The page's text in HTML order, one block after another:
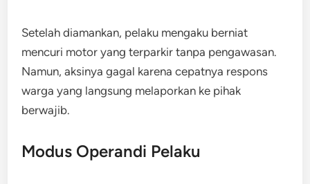
Setelah diamankan, pelaku mengaku berniat
mencuri motor yang terparkir tanpa pengawasan.
Namun, aksinya gagal karena cepatnya respons
warga yang langsung melaporkan ke pihak
berwajib.
Modus Operandi Pelaku